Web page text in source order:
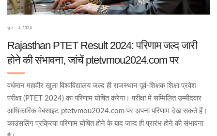
जुल॰, 4 2024
Rajasthan PTET Result 2024: परिणाम जल्द जारी
होने की संभावना, जांचें ptetvmou2024.com पर
वर्धमान महावीर खुला विश्वविद्यालय जल्द ही राजस्थान पूर्व-शिक्षक शिक्षा प्रवेश
परीक्षा (PTET 2024) का परिणाम घोषित करेगा। परीक्षा में सम्मिलित उम्मीदवार
आधिकारिक वेबसाइट ptetvmou2024.com पर अपना परिणाम देख सकते हैं।
काउंसलिंग प्रक्रिया परिणाम घोषित होने के बाद जल्द ही प्रारंभ होने की संभावना